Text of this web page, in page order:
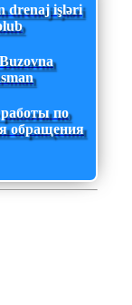
drenaj işləri
по
обращения